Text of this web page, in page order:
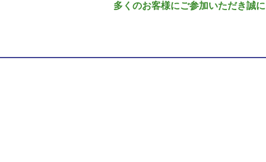
多くのお客様にご参加いただき誠